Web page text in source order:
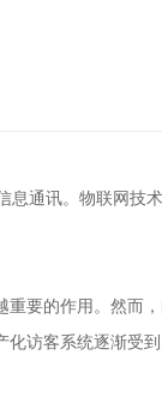
息通讯。物联网技
重要的作用。然而
化访客系统逐渐受